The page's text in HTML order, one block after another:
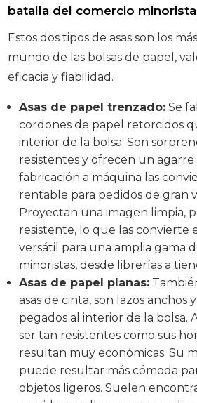
batalla del comercio minorista
Estos dos tipos de asas son los
mundo de las bolsas de papel,
eficacia y fiabilidad.
Asas de papel trenzado: Se
cordones de papel retorcidos
interior de la bolsa. Son
resistentes y ofrecen un agarre
fabricación a máquina las
rentable para pedidos de gran
Proyectan una imagen limpia,
resistente, lo que las convierte
versátil para una amplia gama
minoristas, desde librerías a
Asas de papel planas:
asas de cinta, son lazos anchos
pegados al interior de la bolsa.
ser tan resistentes como sus
resultan muy económicas. Su
puede resultar más cómoda
objetos ligeros. Suelen